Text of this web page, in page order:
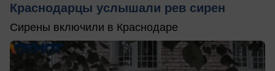
Краснодарцы услышали рев сирен
Сирены включили в Краснодаре